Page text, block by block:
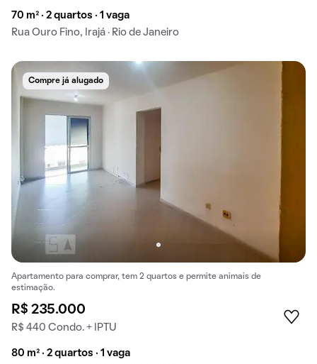
70 m² · 2 quartos · 1 vaga
Rua Ouro Fino, Irajá · Rio de Janeiro
Compre já alugado
Apartamento para comprar, tem 2 quartos e permite animais de
estimação.
R$ 235.000
R$ 440 Condo. + IPTU
80 m² · 2 quartos · 1 vaga